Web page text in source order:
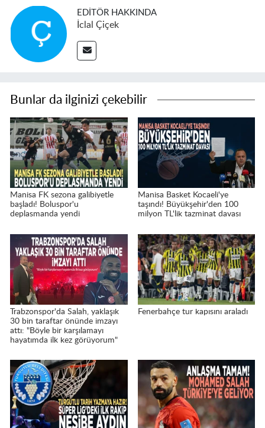
EDITÖR HAKKINDA
İclal Çiçek
Bunlar da ilginizi çekebilir
Manisa FK sezona galibiyetle
başladı! Boluspor'u
deplasmanda yendi
Manisa Basket Kocaeli'ye
taşındı! Büyükşehir'den 100
milyon TL'lik tazminat davası
Trabzonspor'da Salah, yaklaşık
30 bin taraftar önünde imzayı
attı: "Böyle bir karşılamayı
hayatımda ilk kez görüyorum"
Fenerbahçe tur kapısını araladı